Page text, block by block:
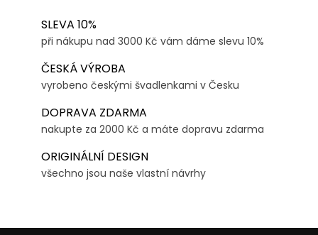
SLEVA 10%
při nákupu nad 3000 Kč vám dáme slevu 10%
ČESKÁ VÝROBA
vyrobeno českými švadlenkami v Česku
DOPRAVA ZDARMA
nakupte za 2000 Kč a máte dopravu zdarma
ORIGINÁLNÍ DESIGN
všechno jsou naše vlastní návrhy